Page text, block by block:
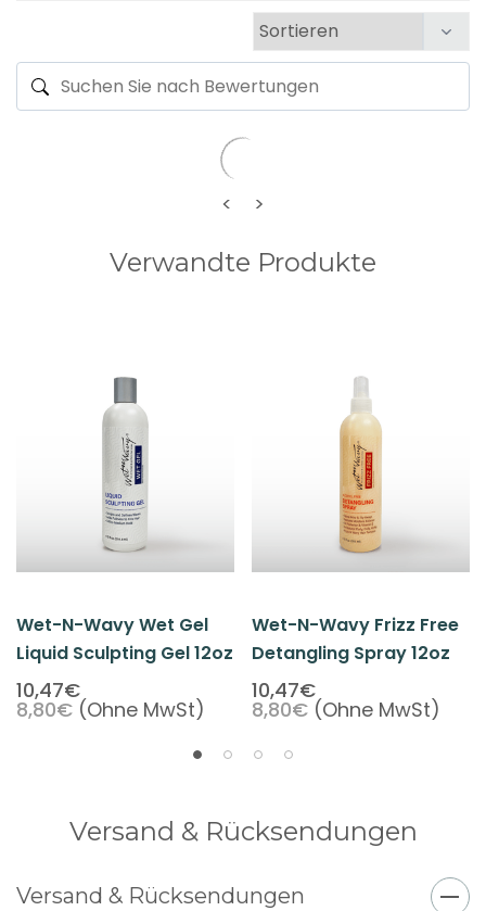
< >
Verwandte Produkte
Wet-N-Wavy Wet Gel
Liquid Sculpting Gel 12oz
10,47€
8,80€ (Ohne MwSt)
Wet-N-Wavy Frizz Free
Detangling Spray 12oz
10,47€
8,80€ (Ohne MwSt)
Versand & Rücksendungen
Versand & Rücksendungen